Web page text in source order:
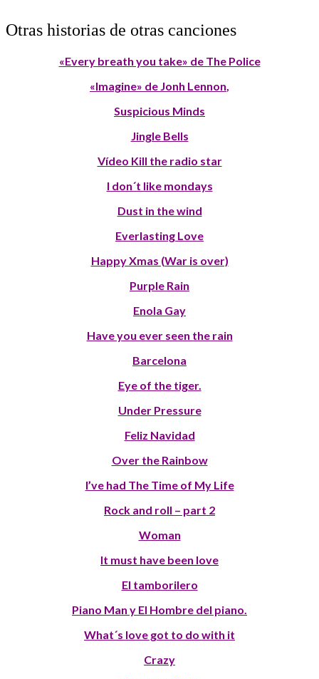
Otras historias de otras canciones
«Every breath you take» de The Police
«Imagine» de Jonh Lennon,
Suspicious Minds
Jingle Bells
Vídeo Kill the radio star
I don´t like mondays
Dust in the wind
Everlasting Love
Happy Xmas (War is over)
Purple Rain
Enola Gay
Have you ever seen the rain
Barcelona
Eye of the tiger.
Under Pressure
Feliz Navidad
Over the Rainbow
I’ve had The Time of My Life
Rock and roll – part 2
Woman
It must have been love
El tamborilero
Piano Man y El Hombre del piano.
What´s love got to do with it
Crazy